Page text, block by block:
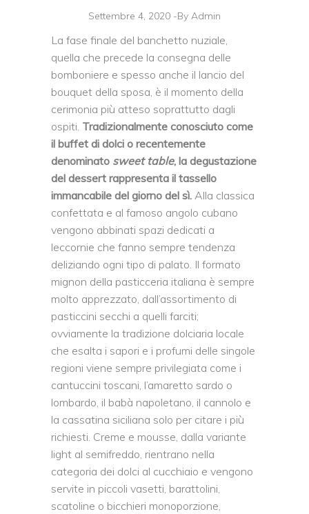
Settembre 4, 2020 By Admin
La fase finale del banchetto nuziale,
quella che precede la consegna delle
bomboniere e spesso anche il lancio del
bouquet della sposa, è il momento della
cerimonia più atteso soprattutto dagli
ospiti. Tradizionalmente conosciuto come
il buffet di dolci o recentemente
denominato sweet table, la degustazione
del dessert rappresenta il tassello
immancabile del giorno del sì. Alla classica
confettata e al famoso angolo cubano
vengono abbinati spazi dedicati a
leccornie che fanno sempre tendenza
deliziando ogni tipo di palato. Il formato
mignon della pasticceria italiana è sempre
molto apprezzato, dall’assortimento di
pasticcini secchi a quelli farciti;
ovviamente la tradizione dolciaria locale
che esalta i sapori e i profumi delle singole
regioni viene sempre privilegiata come i
cantuccini toscani, l’amaretto sardo o
lombardo, il babà napoletano, il cannolo e
la cassatina siciliana solo per citare i più
richiesti. Creme e mousse, dalla variante
light al semifreddo, rientrano nella
categoria dei dolci al cucchiaio e vengono
servite in piccoli vasetti, barattolini,
scatoline o bicchieri monoporzione,